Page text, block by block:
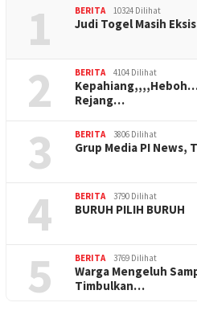
1 BERITA 10324 Dilihat
Judi Togel Masih
2 BERITA 4104 Dilihat
Rejang…
3 BERITA 3806 Dilihat
Grup Media PI
4 BERITA 3790 Dilihat
BURUH PILIH BURUH
5 BERITA 3769 Dilihat
Warga Mengeluh
Timbulkan…